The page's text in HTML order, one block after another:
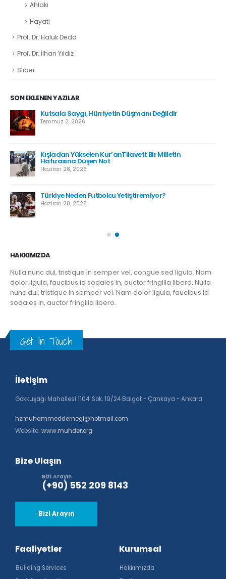
Ahlakı
Hayatı
Prof. Dr. Haluk Deda
Prof. Dr. İlhan Yıldız
Slider
SON EKLENEN YAZILAR
Kutsala Saygı, Hürriyetin Düşmanı Değildir
Temmuz 2, 2026
Kışladan Yükselen Kur’anTilaveti: Bir Milletin
Hafızasına Düşen Not
Haziran 28, 2026
Türkiye Neden Futbolcu Yetiştiremiyor?
Haziran 28, 2026
HAKKIMIZDA
Nulla nunc dui, tristique in semper vel, congue sed ligula. Nam
dolor ligula, faucibus id sodales in, auctor fringilla libero. Nulla
nunc dui, tristique in semper vel. Nam dolor ligula, faucibus id
sodales in, auctor fringilla libero.
Get In Touch
İletişim
Gökkuşağı Mahallesi 1104. Sok. 19/24 Balgat - Çankaya - Ankara
hzmuhammeddernegi@hotmail.com
Website: www.muhder.org
Bize Ulaşın
Bizi Arayın
(+90) 552 209 8143
Bizi Arayın
Faaliyetler
Building Services
Kurumsal
Hakkımızda